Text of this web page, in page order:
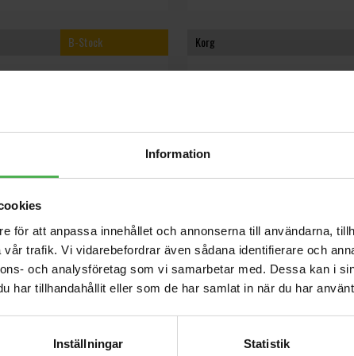
Information
för att anpassa innehållet och annonserna till användarna,
trafik. Vi vidarebefordrar även sådana identifierare och
och analysföretag som vi samarbetar med. Dessa kan i
har tillhandahållit eller som de har samlat in när du har
Inställningar Statistik
B-Stock
37 MK4 [B-STOCK]
Kundretur som är i nyskick. Endast
och testad. Full garanti.
Korg
MicroKEY2-37
37-tangenters lättvikts MIDI-klaviatur,
Mac- & iOS-kompatibel, M1 Le